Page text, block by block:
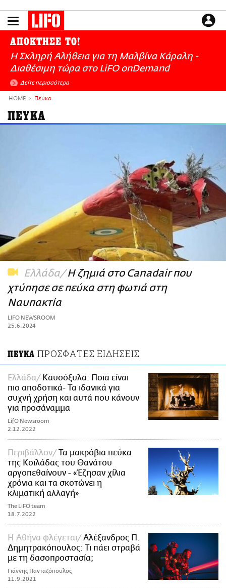
το
CITY GUIDE
ΑΜΠΑ
PRINT
ΕΙΔΗΣΕΙΣ
CULTURE
ΑΠΟΨΕΙΣ
ΤΡΟΠΟΣ ΖΩΗΣ
PODCASTS
Plus
ΑΠΟΚΤΗΣΕ ΤΟ!
Η Σκληρή Αλήθεια για τη Μαλβίνα Κάραλη -
Διαθέσιμη τώρα στo LiFO onDemand
Δείτε περισσότερα
HOME Πεύκα
ΠΕΥΚΑ
Ελλάδα Η ζημιά στο Canadair που
χτύπησε σε πεύκα στη φωτιά στη
Ναυπακτία
LIFO NEWSROOM
25.6.2024
ΠΕΥΚΑ ΠΡΟΣΦΑΤΕΣ ΕΙΔΗΣΕΙΣ
Ελλάδα
Καυσόξυλα: Ποια είναι
πιο αποδοτικά- Τα ιδανικά για
συχνή χρήση και αυτά που κάνουν
για προσάναμμα
LifO Newsroom
2.12.2022
Περιβάλλον
Τα μακρόβια πεύκα
της Κοιλάδας του Θανάτου
αργοπεθαίνουν - «Έζησαν χίλια
χρόνια και τα σκοτώνει η
κλιματική αλλαγή»
The LiFO team
18.7.2022
Η Αθήνα φλέγεται
Αλέξανδρος Π.
Δημητρακόπουλος: Τι πάει στραβά
με τη δασοπροστασία;
Γιάννης Πανταζόπουλος
11.9.2021